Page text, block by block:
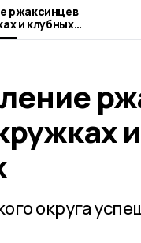
ржаксинцев
и клубных
округа